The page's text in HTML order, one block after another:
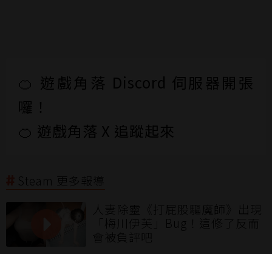
🍊 遊戲角落 Discord 伺服器開張
囉！
🍊 遊戲角落 X 追蹤起來
Steam 更多報導
人妻除靈《打屁股驅魔師》出現
「梅川伊芙」Bug！這修了反而
會被負評吧